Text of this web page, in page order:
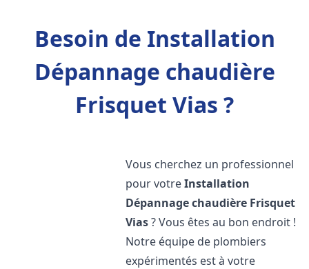
Besoin de Installation
Dépannage chaudière
Frisquet Vias ?
Vous cherchez un professionnel
pour votreInstallation
Dépannage chaudière Frisquet
Vias? Vous êtes au bon endroit !
Notre équipe de plombiers
expérimentés est à votre